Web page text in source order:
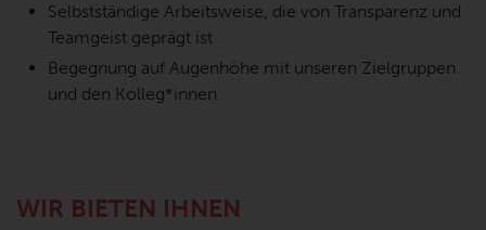
Selbstständige Arbeitsweise, die von Transparenz und
Teamgeist geprägt ist
Begegnung auf Augenhöhe mit unseren Zielgruppen
und den Kolleg*innen
WIR BIETEN IHNEN